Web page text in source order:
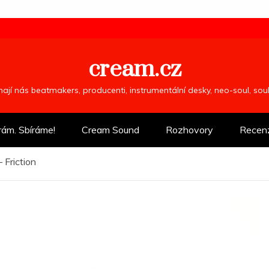
cream.cz
nás beatmakers, producenti, instrumentální desky, neo-soul,
Sbíráme! Cream Sound Rozhovory
Friction